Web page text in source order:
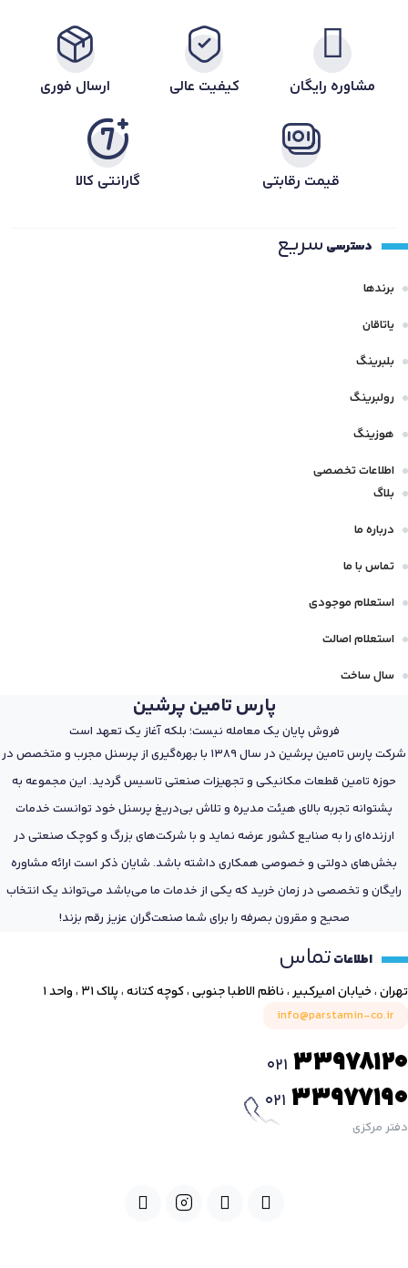
مشاوره رایگان کیفیت عالی ارسال فوری
قیمت رقابتی گارانتی کالا
دسترسی سریع
برندها
یاتاقان
بلبرینگ
رولبرینگ
هوزینگ
اطلاعات تخصصی
بلاگ
درباره ما
تماس با ما
استعلام موجودی
استعلام اصالت
سال ساخت
پارس تامین پرشین
فروش پایان یک معامله نیست؛ بلکه آغاز یک تعهد است
شرکت پارس تامین پرشین در سال 1389 با بهره‌گیری از پرسنل مجرب و متخصص در
حوزه تامین قطعات مکانیکی و تجهیزات صنعتی تاسیس گردید. این مجموعه به
پشتوانه تجربه بالای هیئت مدیره و تلاش بی‌دریغ پرسنل خود توانست خدمات
ارزنده‌ای را به صنایع کشور عرضه نماید و با شرکت‌های بزرگ و کوچک صنعتی در
بخش‌های دولتی و خصوصی همکاری داشته باشد. شایان ذکر است ارائه مشاوره
رایگان و تخصصی در زمان خرید که یکی از خدمات ما می‌باشد می‌تواند یک انتخاب
صحیح و مقرون بصرفه را برای شما صنعت‌گران عزیز رقم بزند!
اطلاعاتتماس
تهران ، خیابان امیرکبیر ، ناظم الاطبا جنوبی ، کوچه کتانه ، پلاک ۳۱ ، واحد ۱
info@parstamin-co.ir
021 33978120
021 33977190
دفتر مرکزی